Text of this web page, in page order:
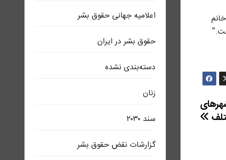
شهرهای
اعلاميه جهانی حقوق بشر
حقوق بشر در ایران
دسته‌بندی نشده
زنان
سند ٢٠٣٠
گزارشات نقض حقوق بشر